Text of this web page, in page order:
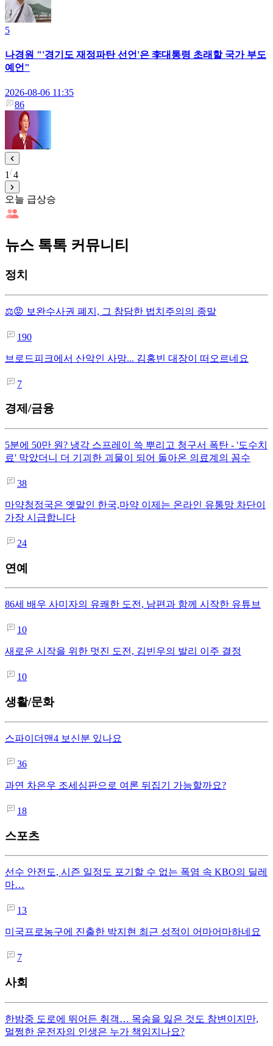
5
나경원 "'경기도 재정파탄 선언'은 李대통령 초래할 국가 부도
예언"
2026-08-06 11:35
86
1 4
오늘 급상승
뉴스 톡톡 커뮤니티
정치
⚖️😡 보완수사권 폐지, 그 참담한 법치주의의 종말
190
브로드피크에서 산악인 사망... 김홍빈 대장이 떠오르네요
7
경제/금융
5분에 50만 원? 냉각 스프레이 쓱 뿌리고 청구서 폭탄 - '도수치
료' 막았더니 더 기괴한 괴물이 되어 돌아온 의료계의 꼼수
38
마약청정국은 옛말인 한국,마약 이제는 온라인 유통망 차단이
가장 시급합니다
24
연예
86세 배우 사미자의 유쾌한 도전, 남편과 함께 시작한 유튜브
10
새로운 시작을 위한 멋진 도전, 김빈우의 발리 이주 결정
10
생활/문화
스파이더맨4 보신분 있나요
36
과연 차은우 조세심판으로 여론 뒤집기 가능할까요?
18
스포츠
선수 안전도, 시즌 일정도 포기할 수 없는 폭염 속 KBO의 딜레
마…
13
미국프로농구에 진출한 박지현 최근 성적이 어마어마하네요
7
사회
한밤중 도로에 뛰어든 취객… 목숨을 잃은 것도 참변이지만,
멀쩡한 운전자의 인생은 누가 책임지나요?